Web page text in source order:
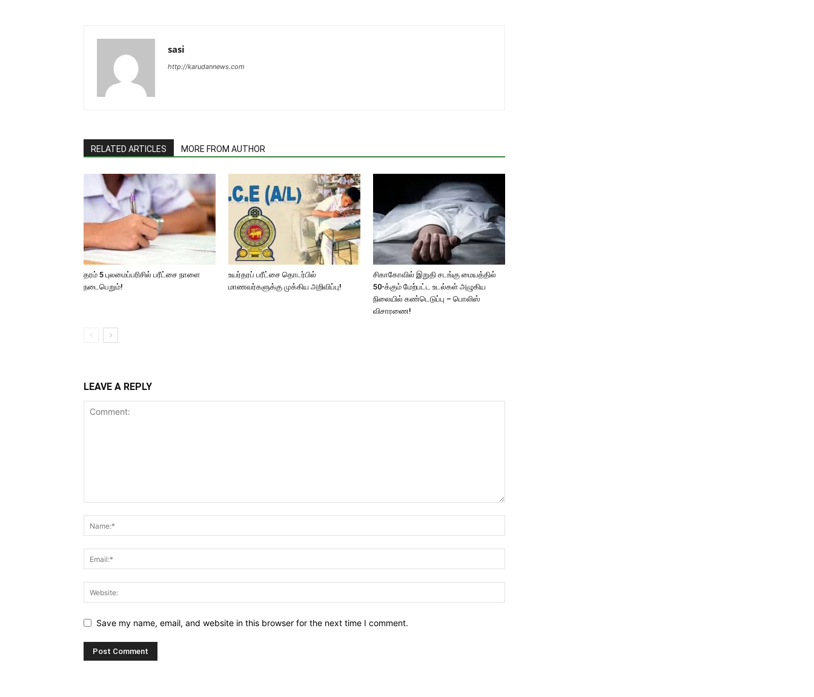
sasi
http://karudannews.com
RELATED ARTICLES MORE FROM AUTHOR
தரம் 5 புலமைப்பரிசில் பரீட்சை நாளை
நடைபெறும்!
உயர்தரப் பரீட்சை தொடர்பில்
மாணவர்களுக்கு முக்கிய அறிவிப்பு!
சிகாகோவில் இறுதி சடங்கு மையத்தில்
50-க்கும் மேற்பட்ட உடல்கள் அழுகிய
நிலையில் கண்டெடுப்பு – பொலிஸ்
விசாரணை!
LEAVE A REPLY
Save my name, email, and website in this browser for the next time I comment.